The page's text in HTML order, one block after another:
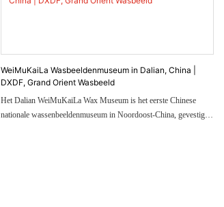
WeiMuKaiLa Wasbeeldenmuseum in Dalian, China |
DXDF, Grand Orient Wasbeeld
Het Dalian WeiMuKaiLa Wax Museum is het eerste Chinese
nationale wassenbeeldenmuseum in Noordoost-China, gevestigd